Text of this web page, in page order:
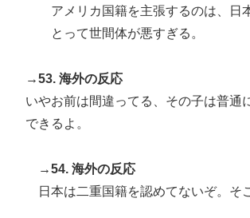
アメリカ国籍を主張するのは、日
とって世間体が悪すぎる。
→53. 海外の反応
いやお前は間違ってる、その子は普通
できるよ。
→54. 海外の反応
日本は二重国籍を認めてないぞ。そ